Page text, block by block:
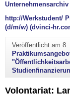
http://Werkstudent/
(d/m/w) (dvinci-
Veröffentlicht am 8.
Volontariat: